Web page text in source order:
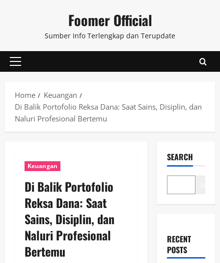
Foomer Official
Sumber Info Terlengkap dan Terupdate
Primary
Home
Keuangan
Di Balik Portofolio Reksa Dana: Saat Sains, Disiplin, dan
Naluri Profesional Bertemu
Keuangan
Di Balik Portofolio
Reksa Dana: Saat
Sains, Disiplin, dan
Naluri Profesional
Bertemu
SEARCH
RECENT
POSTS